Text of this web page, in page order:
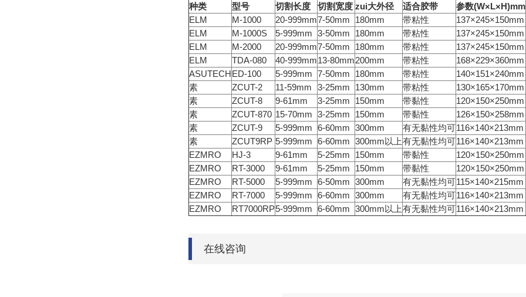
种类 型号 切割长度 切割宽度 zui大外径 适合胶带 参数(W×L×H)mm
ELM
M-1000 20-999mm7-50mm 180mm 带粘性 137×245×150mm
ELM
M-1000S 5-999mm 3-50mm 180mm 带粘性 137×245×150mm
ELM
M-2000 20-999mm7-50mm 180mm 带粘性 137×245×150mm
ELM
TDA-080 40-999mm13-80mm200mm 带粘性 168×229×360mm
ASUTECHED-100 5-999mm 7-50mm 180mm 带粘性 140×151×240mm
素
ZCUT-2 11-59mm 3-25mm 130mm 带粘性 130×165×170mm
素
ZCUT-8 9-61mm 3-25mm 150mm 带黏性 120×150×250mm
素
ZCUT-870 15-70mm 3-25mm 150mm 带黏性 126×150×258mm
素
ZCUT-9 5-999mm 6-60mm 300mm 有无黏性均可116×140×213mm
素
ZCUT9RP 5-999mm 6-60mm 300mm以上有无黏性均可116×140×213mm
EZMRO
HJ-3 9-61mm 5-25mm 150mm 带黏性 120×150×250mm
EZMRO
RT-3000 9-61mm 5-25mm 150mm 带黏性 120×150×250mm
EZMRO
RT-5000 5-999mm 6-50mm 300mm 有无黏性均可115×140×215mm
EZMRO
RT-7000 5-999mm 6-60mm 300mm 有无黏性均可116×140×213mm
EZMRO
RT7000RP5-999mm 6-60mm 300mm以上有无黏性均可116×140×213mm
在线咨询